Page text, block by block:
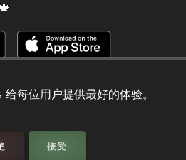
每位用户提供最好的体验。
接受